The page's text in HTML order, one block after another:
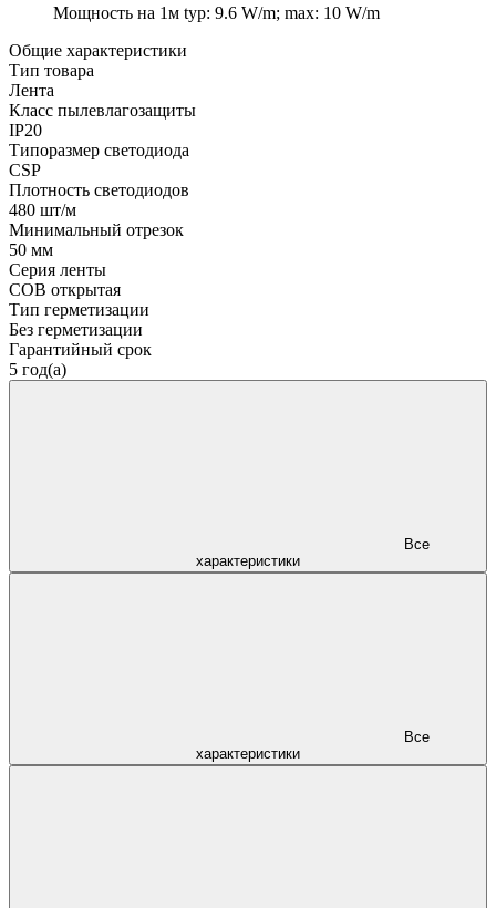
Мощность на 1м typ: 9.6 W/m; max: 10 W/m
Общие характеристики
Тип товара
Лента
Класс пылевлагозащиты
IP20
Типоразмер светодиода
CSP
Плотность светодиодов
480 шт/м
Минимальный отрезок
50 мм
Серия ленты
COB открытая
Тип герметизации
Без герметизации
Гарантийный срок
5 год(а)
характеристики
характеристики